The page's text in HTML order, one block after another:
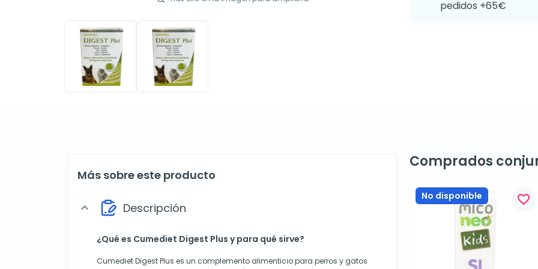
pedidos +65€
Más sobre este producto
expand_more Descripción
¿Qué es Cumediet Digest Plus y para qué sirve?
Cumediet Digest Plus es un complemento alimenticio para perros y gatos
Comprados
No disponible favorite_border